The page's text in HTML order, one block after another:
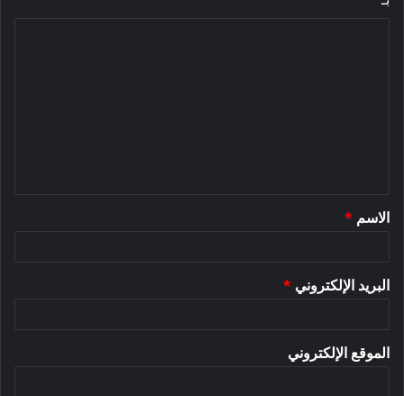
*
الاسم *
البريد الإلكتروني *
الموقع الإلكتروني